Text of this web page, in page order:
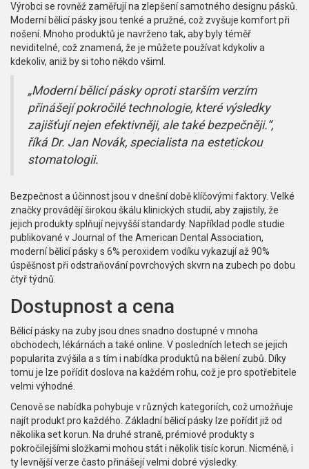
Výrobci se rovněž zaměřují na zlepšení samotného designu pásků.
Moderní bělicí pásky jsou tenké a pružné, což zvyšuje komfort při
nošení. Mnoho produktů je navrženo tak, aby byly téměř
neviditelné, což znamená, že je můžete používat kdykoliv a
kdekoliv, aniž by si toho někdo všiml.
„Moderní bělicí pásky oproti starším verzím
přinášejí pokročilé technologie, které výsledky
zajišťují nejen efektivněji, ale také bezpečněji.“,
říká Dr. Jan Novák, specialista na estetickou
stomatologii.
Bezpečnost a účinnost jsou v dnešní době klíčovými faktory. Velké
značky provádějí širokou škálu klinických studií, aby zajistily, že
jejich produkty splňují nejvyšší standardy. Například podle studie
publikované v Journal of the American Dental Association,
moderní bělicí pásky s 6% peroxidem vodíku vykazují až 90%
úspěšnost při odstraňování povrchových skvrn na zubech po dobu
čtyř týdnů.
Dostupnost a cena
Bělicí pásky na zuby jsou dnes snadno dostupné v mnoha
obchodech, lékárnách a také online. V posledních letech se jejich
popularita zvýšila a s tím i nabídka produktů na bělení zubů. Díky
tomu je lze pořídit doslova na každém rohu, což je pro spotřebitele
velmi výhodné.
Cenově se nabídka pohybuje v různých kategoriích, což umožňuje
najít produkt pro každého. Základní bělicí pásky lze pořídit již od
několika set korun. Na druhé straně, prémiové produkty s
pokročilejšími složkami mohou stát i několik tisíc korun. Nicméně, i
ty levnější verze často přinášejí velmi dobré výsledky.